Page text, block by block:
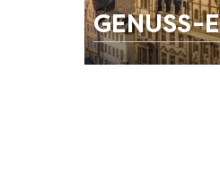
GENUSS-